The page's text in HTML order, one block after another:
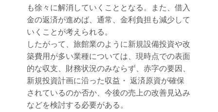
も徐々に解消していくこととなる。また、借入
金の返済が進めば、通常、金利負担も減少して
いくことが考えられる。
したがって、旅館業のように新規設備投資や改
築費用が多い業種については、現時点での表面
的な収支、財務状況のみならず、赤字の要因、
新規投資計画に沿った収益・ 返済原資が確保
されているのか否か、今後の売上の改善見込み
などを検討する必要がある。